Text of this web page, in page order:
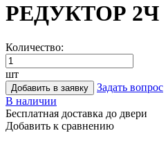
РЕДУКТОР 2Ч
Количество:
шт
Добавить в заявку
Задать вопрос
В наличии
Бесплатная доставка до двери
Добавить к сравнению